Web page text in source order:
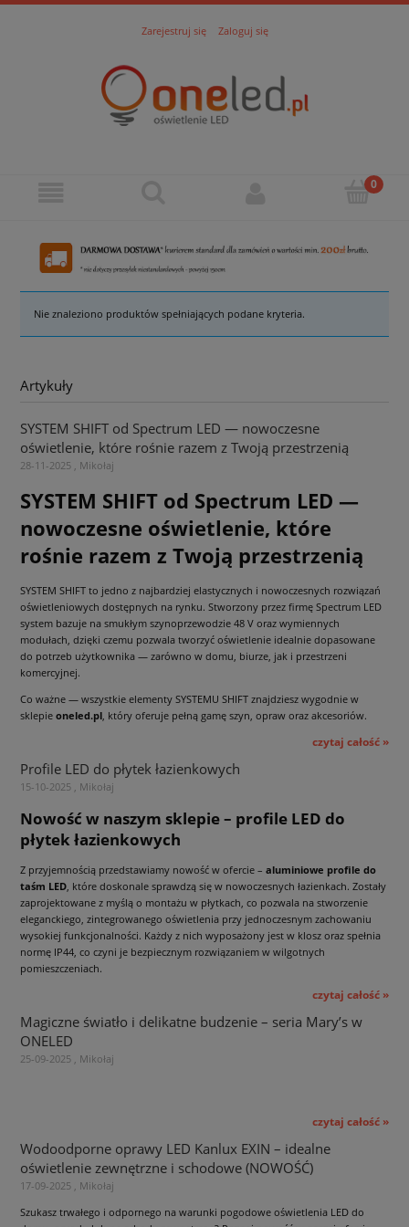
Zarejestruj się Zaloguj się
Nie znaleziono produktów spełniających podane kryteria.
Artykuły
SYSTEM SHIFT od Spectrum LED — nowoczesne
oświetlenie, które rośnie razem z Twoją przestrzenią
28-11-2025 , Mikołaj
SYSTEM SHIFT od Spectrum LED —
nowoczesne oświetlenie, które
rośnie razem z Twoją przestrzenią
SYSTEM SHIFT to jedno z najbardziej elastycznych i nowoczesnych rozwiązań
oświetleniowych dostępnych na rynku. Stworzony przez firmę Spectrum LED
system bazuje na smukłym szynoprzewodzie 48 V oraz wymiennych
modułach, dzięki czemu pozwala tworzyć oświetlenie idealnie dopasowane
do potrzeb użytkownika — zarówno w domu, biurze, jak i przestrzeni
komercyjnej.
Co ważne — wszystkie elementy SYSTEMU SHIFT znajdziesz wygodnie w
sklepie oneled.pl, który oferuje pełną gamę szyn, opraw oraz akcesoriów.
czytaj całość »
Profile LED do płytek łazienkowych
15-10-2025 , Mikołaj
Nowość w naszym sklepie – profile LED do
płytek łazienkowych
Z przyjemnością przedstawiamy nowość w ofercie – aluminiowe profile do
taśm LED, które doskonale sprawdzą się w nowoczesnych łazienkach. Zostały
zaprojektowane z myślą o montażu w płytkach, co pozwala na stworzenie
eleganckiego, zintegrowanego oświetlenia przy jednoczesnym zachowaniu
wysokiej funkcjonalności. Każdy z nich wyposażony jest w klosz oraz spełnia
normę IP44, co czyni je bezpiecznym rozwiązaniem w wilgotnych
pomieszczeniach.
czytaj całość »
Magiczne światło i delikatne budzenie – seria Mary’s w
ONELED
25-09-2025 , Mikołaj
czytaj całość »
Wodoodporne oprawy LED Kanlux EXIN – idealne
oświetlenie zewnętrzne i schodowe (NOWOŚĆ)
17-09-2025 , Mikołaj
Szukasz trwałego i odpornego na warunki pogodowe oświetlenia LED do